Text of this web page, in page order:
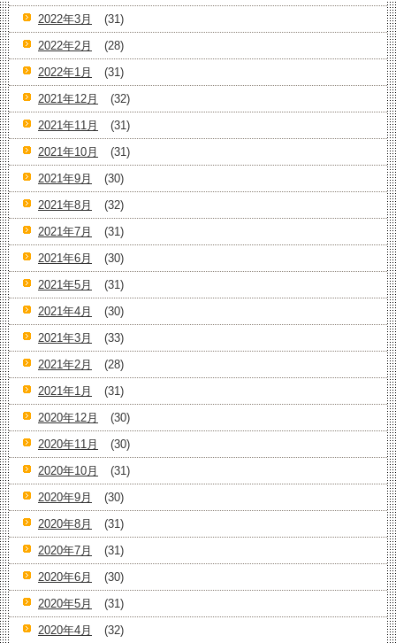
2022年3月
(31)
2022年2月
(28)
2022年1月
(31)
2021年12月
(32)
2021年11月
(31)
2021年10月
(31)
2021年9月
(30)
2021年8月
(32)
2021年7月
(31)
2021年6月
(30)
2021年5月
(31)
2021年4月
(30)
2021年3月
(33)
2021年2月
(28)
2021年1月
(31)
2020年12月
(30)
2020年11月
(30)
2020年10月
(31)
2020年9月
(30)
2020年8月
(31)
2020年7月
(31)
2020年6月
(30)
2020年5月
(31)
2020年4月
(32)